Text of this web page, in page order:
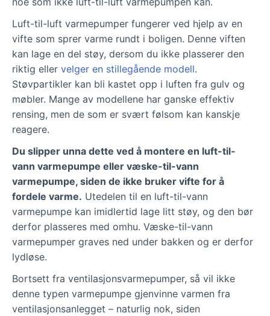
Luft-til-luft varmepumper fungerer ved hjelp av en
vifte som sprer varme rundt i boligen. Denne viften
kan lage en del støy, dersom du ikke plasserer den
riktig eller velger en stillegående modell.
Støvpartikler kan bli kastet opp i luften fra gulv og
møbler. Mange av modellene har ganske effektiv
rensing, men de som er svært følsom kan kanskje
reagere.
Du slipper unna dette ved å montere en luft-til-
vann varmepumpe eller væske-til-vann
varmepumpe, siden de ikke bruker vifte for å
fordele varme. Utedelen til en luft-til-vann
varmepumpe kan imidlertid lage litt støy, og den bør
derfor plasseres med omhu. Væske-til-vann
varmepumper graves ned under bakken og er derfor
lydløse.
Bortsett fra ventilasjonsvarmepumper, så vil ikke
denne typen varmepumpe gjenvinne varmen fra
ventilasjonsanlegget – naturlig nok, siden